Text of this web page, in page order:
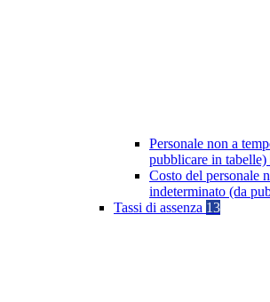
Personale non a
pubblicare in tabelle)
Costo del personale
indeterminato (da
Tassi di assenza 13